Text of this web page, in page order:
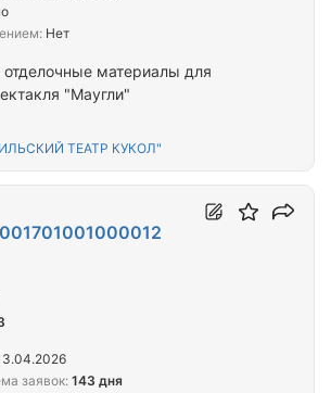
материалы для
"Маугли"
ТЕАТР КУКОЛ"
Нет
заявок: 143 дня